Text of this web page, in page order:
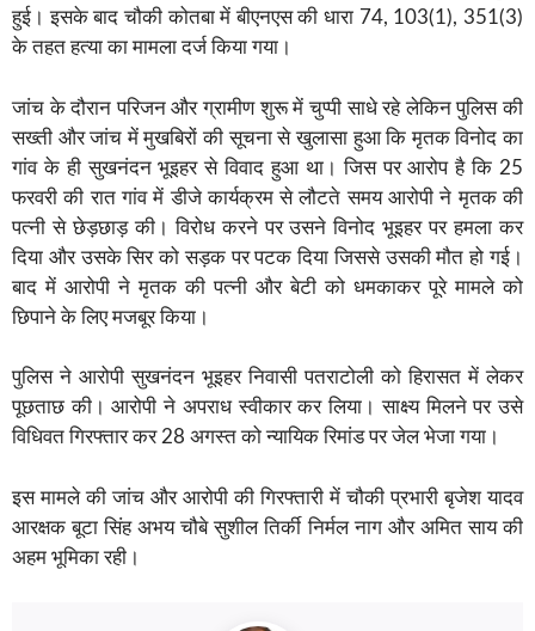
हुई। इसके बाद चौकी कोतबा में बीएनएस की धारा 74, 103(1), 351(3)
के तहत हत्या का मामला दर्ज किया गया।
जांच के दौरान परिजन और ग्रामीण शुरू में चुप्पी साधे रहे लेकिन पुलिस की
सख्ती और जांच में मुखबिरों की सूचना से खुलासा हुआ कि मृतक विनोद का
गांव के ही सुखनंदन भूइहर से विवाद हुआ था। जिस पर आरोप है कि 25
फरवरी की रात गांव में डीजे कार्यक्रम से लौटते समय आरोपी ने मृतक की
पत्नी से छेड़छाड़ की। विरोध करने पर उसने विनोद भूइहर पर हमला कर
दिया और उसके सिर को सड़क पर पटक दिया जिससे उसकी मौत हो गई।
बाद में आरोपी ने मृतक की पत्नी और बेटी को धमकाकर पूरे मामले को
छिपाने के लिए मजबूर किया।
पुलिस ने आरोपी सुखनंदन भूइहर निवासी पतराटोली को हिरासत में लेकर
पूछताछ की। आरोपी ने अपराध स्वीकार कर लिया। साक्ष्य मिलने पर उसे
विधिवत गिरफ्तार कर 28 अगस्त को न्यायिक रिमांड पर जेल भेजा गया।
इस मामले की जांच और आरोपी की गिरफ्तारी में चौकी प्रभारी बृजेश यादव
आरक्षक बूटा सिंह अभय चौबे सुशील तिर्की निर्मल नाग और अमित साय की
अहम भूमिका रही।